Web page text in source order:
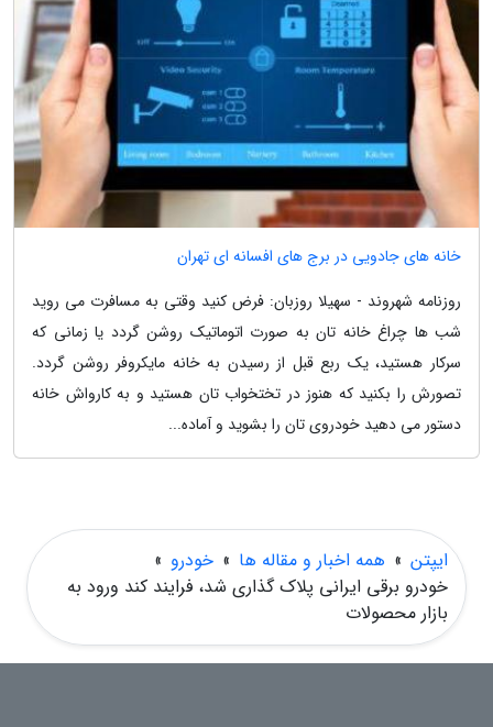
خانه های جادویی در برج های افسانه ای تهران
روزنامه شهروند - سهیلا روزبان: فرض کنید وقتی به مسافرت می روید
شب ها چراغ خانه تان به صورت اتوماتیک روشن گردد یا زمانی که
سرکار هستید، یک ربع قبل از رسیدن به خانه مایکروفر روشن گردد.
تصورش را بکنید که هنوز در تختخواب تان هستید و به کارواش خانه
دستور می دهید خودروی تان را بشوید و آماده...
ایپتن » همه اخبار و مقاله ها » خودرو »
خودرو برقی ایرانی پلاک گذاری شد، فرایند کند ورود به
بازار محصولات